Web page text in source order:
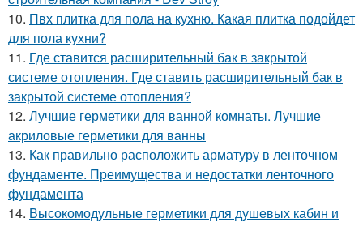
10. Пвх плитка для пола на кухню. Какая плитка подойдет
для пола кухни?
11. Где ставится расширительный бак в закрытой
системе отопления. Где ставить расширительный бак в
закрытой системе отопления?
12. Лучшие герметики для ванной комнаты. Лучшие
акриловые герметики для ванны
13. Как правильно расположить арматуру в ленточном
фундаменте. Преимущества и недостатки ленточного
фундамента
14. Высокомодульные герметики для душевых кабин и